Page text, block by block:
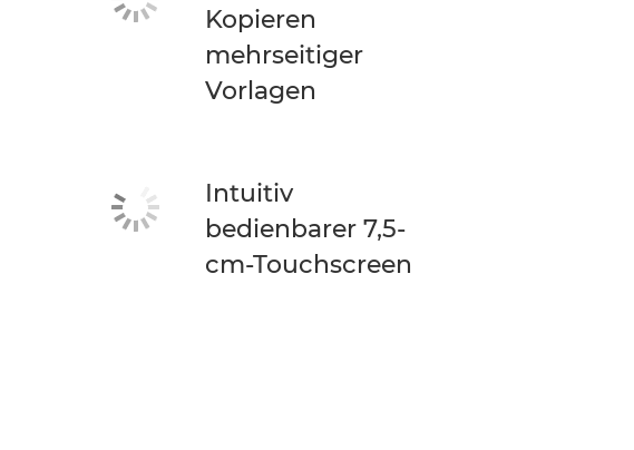
Kopieren
mehrseitiger
Vorlagen
Intuitiv
bedienbarer 7,5-
cm-Touchscreen